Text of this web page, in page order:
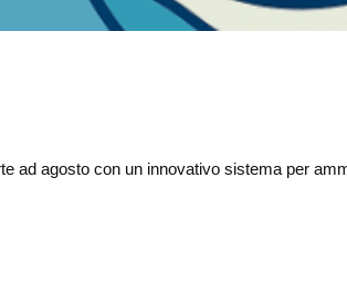
ad agosto con un innovativo sistema per